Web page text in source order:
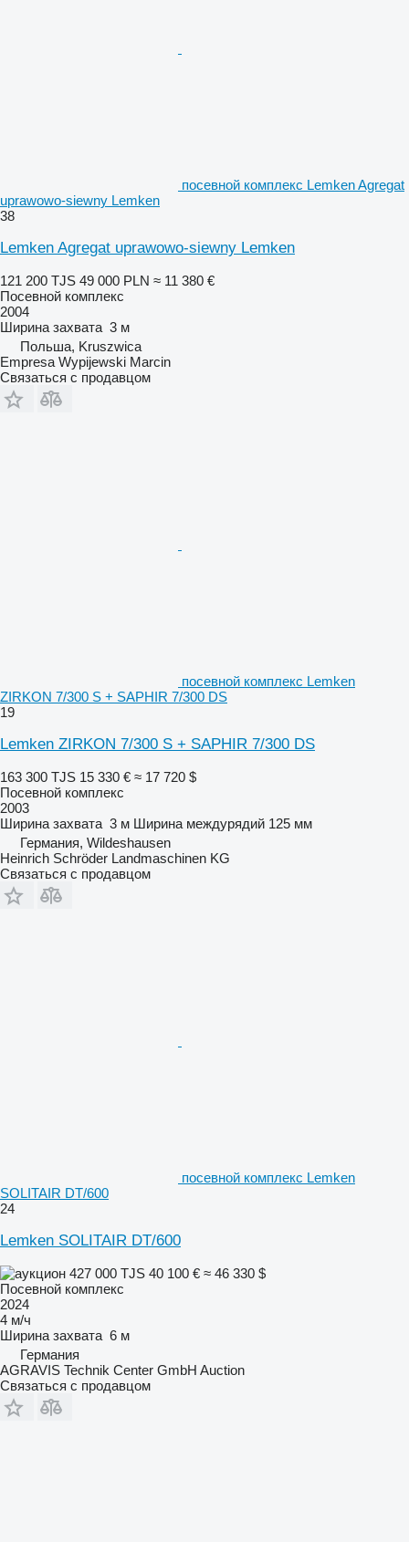
посевной комплекс Lemken Agregat
uprawowo-siewny Lemken
38
Lemken Agregat uprawowo-siewny Lemken
121 200 TJS 49 000 PLN ≈ 11 380 €
Посевной комплекс
2004
Ширина захвата 3 м
Польша, Kruszwica
Empresa Wypijewski Marcin
Связаться с продавцом
посевной комплекс Lemken
ZIRKON 7/300 S + SAPHIR 7/300 DS
19
Lemken ZIRKON 7/300 S + SAPHIR 7/300 DS
163 300 TJS 15 330 € ≈ 17 720 $
Посевной комплекс
2003
Ширина захвата 3 м Ширина междурядий 125 мм
Германия, Wildeshausen
Heinrich Schröder Landmaschinen KG
Связаться с продавцом
посевной комплекс Lemken
SOLITAIR DT/600
24
Lemken SOLITAIR DT/600
427 000 TJS 40 100 € ≈ 46 330 $
Посевной комплекс
2024
4 м/ч
Ширина захвата 6 м
Германия
AGRAVIS Technik Center GmbH Auction
Связаться с продавцом